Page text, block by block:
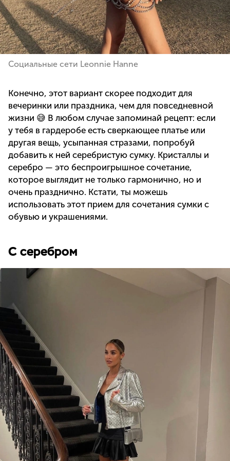
Социальные сети Leonnie Hanne
Конечно, этот вариант скорее подходит для
вечеринки или праздника, чем для повседневной
жизни 😅 В любом случае запоминай рецепт: если
у тебя в гардеробе есть сверкающее платье или
другая вещь, усыпанная стразами, попробуй
добавить к ней серебристую сумку. Кристаллы и
серебро — это беспроигрышное сочетание,
которое выглядит не только гармонично, но и
очень празднично. Кстати, ты можешь
использовать этот прием для сочетания сумки с
обувью и украшениями.
С серебром